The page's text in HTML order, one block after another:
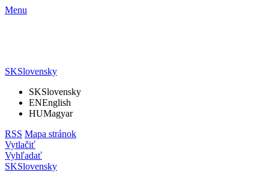
Menu
SKSlovensky
SKSlovensky
ENEnglish
HUMagyar
RSS Mapa stránok
Vytlačiť
Vyhľadať
SKSlovensky